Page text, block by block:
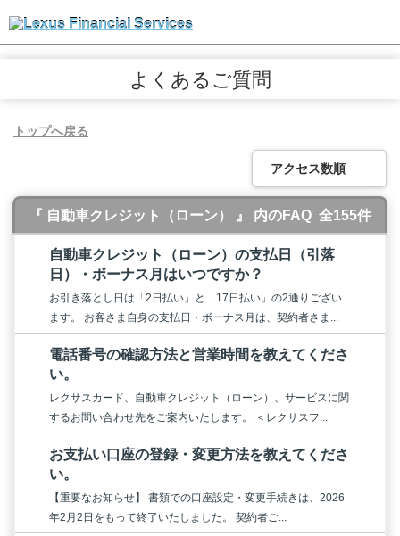
よくあるご質問
トップへ戻る
アクセス数順
『 自動車クレジット（ローン） 』 内のFAQ 全155件
自動車クレジット（ローン）の支払日（引落
日）・ボーナス月はいつですか？
お引き落とし日は「2日払い」と「17日払い」の2通りござい
ます。 お客さま自身の支払日・ボーナス月は、契約者さま...
電話番号の確認方法と営業時間を教えてくださ
い。
レクサスカード、自動車クレジット（ローン）、サービスに関
するお問い合わせ先をご案内いたします。 ＜レクサスフ...
お支払い口座の登録・変更方法を教えてくださ
い。
【重要なお知らせ】 書類での口座設定・変更手続きは、2026
年2月2日をもって終了いたしました。 契約者ご...